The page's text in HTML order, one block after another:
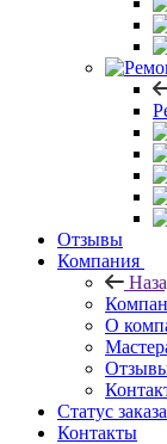
Отзывы
Компания
О
Статус заказа
Контакты